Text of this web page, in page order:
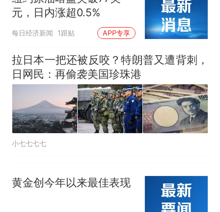
元，日内涨超0.5%
每日经济新闻 1跟贴 APP专享
拉日本一把还被反咬？特朗普又遭背刺，
日网民：再偷袭美国珍珠港
小七七七七
黄金创今年以来最佳表现